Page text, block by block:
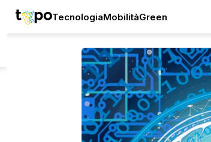
TecnologiaMobilitàGreen